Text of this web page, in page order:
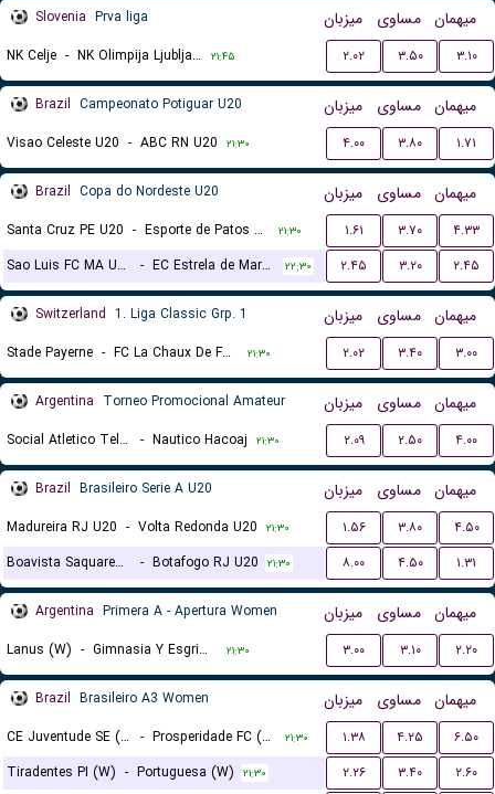
Slovenia Prva liga میزبان مساوی میهمان
NK Celje - NK Olimpija Ljubljana ۲۱:۴۵ ۲.۰۲ ۳.۵۰ ۳.۱۰
Brazil Campeonato Potiguar U20 میزبان مساوی میهمان
Visao Celeste U20 - ABC RN U20 ۲۱:۳۰ ۴.۰۰ ۳.۸۰ ۱.۷۱
Brazil Copa do Nordeste U20 میزبان مساوی میهمان
Santa Cruz PE U20 - Esporte de Patos U20 ۲۱:۳۰ ۱.۶۱ ۳.۷۰
۴.۳۳
Sao Luis FC MA U20
- EC Estrela de Marco U20 ۲۲:۳۰ ۲.۴۵ ۳.۲۰ ۲.۴۵
Switzerland 1. Liga Classic Grp. 1 میزبان مساوی میهمان
Stade Payerne - FC La Chaux De Fonds ۲۱:۳۰ ۲.۰۲ ۳.۴۰ ۳.۰۰
Argentina Torneo Promocional Amateur میزبان مساوی میهمان
Social Atletico Television - Nautico Hacoaj ۲۱:۳۰ ۲.۰۹ ۲.۵۰ ۴.۰۰
Brazil Brasileiro Serie A U20 میزبان مساوی میهمان
Madureira RJ U20 - Volta Redonda U20 ۲۱:۳۰ ۱.۵۶ ۳.۸۰
۴.۵۰
Boavista Saquarema RJ U20
- Botafogo RJ U20 ۲۱:۳۰ ۸.۰۰ ۴.۵۰ ۱.۳۱
Argentina Primera A - Apertura Women میزبان مساوی میهمان
Lanus (W) - Gimnasia Y Esgrima La Plata (W) ۲۱:۳۰ ۳.۰۰ ۳.۱۰ ۲.۲۰
Brazil Brasileiro A3 Women میزبان مساوی میهمان
CE Juventude SE (W) - Prosperidade FC (W) ۲۱:۳۰ ۱.۳۸ ۴.۲۵
۶.۵۰
Tiradentes PI (W) - Portuguesa (W) ۲۱:۳۰ ۲.۲۶ ۳.۴۰
۲.۶۰